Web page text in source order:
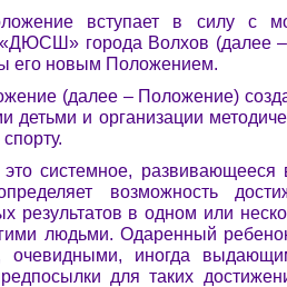
вступает в силу с
города Волхов (далее –
его новым Положением.
(далее – Положение)
детьми и организации
системное, развивающееся
возможность
результатов в одном или
людьми. Одаренный
очевидными, иногда
для таких